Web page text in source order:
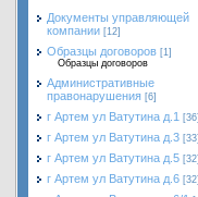
Документы управляющей
компании [12]
Образцы договоров [1]
Образцы договоров
Административные
правонарушения [6]
г Артем ул Ватутина д.1
г Артем ул Ватутина д.3
г Артем ул Ватутина д.5
г Артем ул Ватутина д.6